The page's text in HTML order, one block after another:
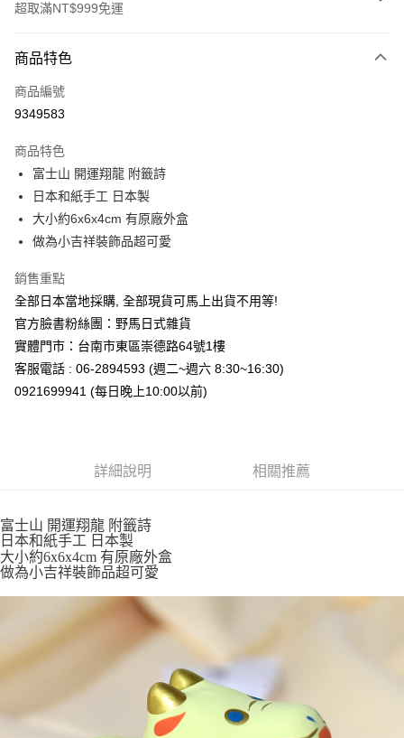
超取滿NT$999免運
信用卡一次付款
信用卡分期付款
合作金庫商業銀行
華南商業銀行
上海商業儲蓄銀行
國泰世華商業銀行
臺灣中小企業銀行
聯邦商業銀行
元大商業銀行
永豐商業銀行
玉山商業銀行
台新國際商業銀行
台灣樂天信用卡公司
超商取貨付款
LINE Pay
Apple Pay
悠遊付
Google Pay
ATM付款
每筆NT$65，滿NT$999(含以上)免運費
每筆NT$65，滿NT$999(含以上)免運費
7-11取貨付款
每筆NT$65，滿NT$999(含以上)免運費
每筆NT$65，滿NT$999(含以上)免運費
宅配
每筆NT$100，滿NT$999(含以上)免運費
商品特色
商品編號
9349583
商品特色
富士山 開運翔龍 附籤詩
日本和紙手工 日本製
大小約6x6x4cm 有原廠外盒
做為小吉祥裝飾品超可愛
銷售重點
全部日本當地採購, 全部現貨可馬上出貨不用等!
官方臉書粉絲團：野馬日式雜貨
實體門市：台南市東區崇德路64號1樓
客服電話 : 06-2894593 (週二~週六 8:30~16:30)
0921699941 (每日晚上10:00以前)
詳細說明 相關推薦
富士山 開運翔龍 附籤詩
日本和紙手工 日本製
大小約6x6x4cm 有原廠外盒
做為小吉祥裝飾品超可愛